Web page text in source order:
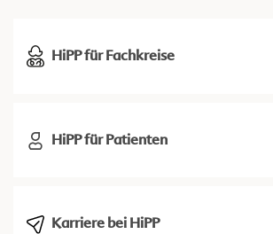
HiPP für Fachkreise
HiPP für Patienten
Karriere bei HiPP